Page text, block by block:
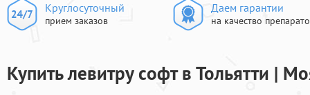
Круглосуточный
прием заказов
Даем гарантии
на качество
Купить левитру софт в Тольятти |